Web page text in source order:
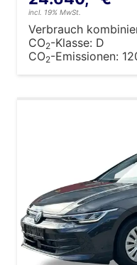
incl. 19% MwSt.
Verbrauch
CO2-Klasse: D
CO2-Emissionen: